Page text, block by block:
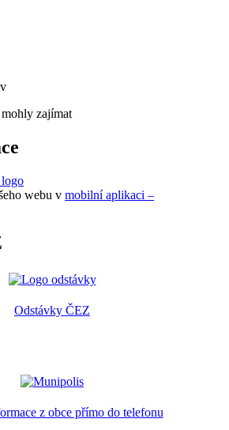
zajímat
webu v mobilní aplikaci –
Odstávky ČEZ
z obce přímo do telefonu